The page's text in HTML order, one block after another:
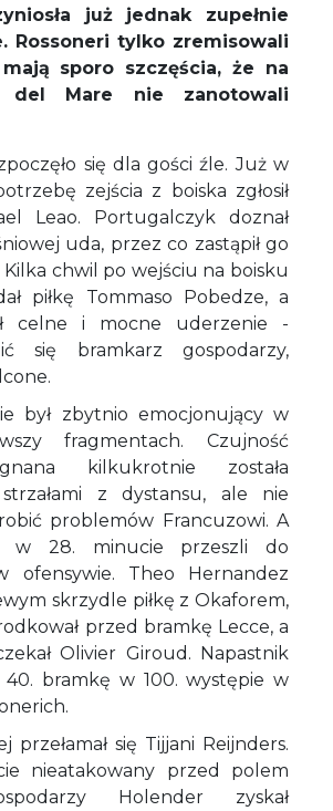
już jednak zupełnie
Rossoneri tylko zremisowali
sporo szczęścia, że na
del Mare nie zanotowali
się dla gości źle. Już w
zejścia z boiska zgłosił
Leao. Portugalczyk doznał
uda, przez co zastąpił go
chwil po wejściu na boisku
piłkę Tommaso Pobedze, a
celne i mocne uderzenie -
się bramkarz gospodarzy,
był zbytnio emocjonujący w
fragmentach. Czujność
kilkukrotnie została
z dystansu, ale nie
problemów Francuzowi. A
w 28. minucie przeszli do
ofensywie. Theo Hernandez
skrzydle piłkę z Okaforem,
przed bramkę Lecce, a
Olivier Giroud. Napastnik
40. bramkę w 100. występie w
przełamał się Tijjani Reijnders.
nieatakowany przed polem
Holender zyskał